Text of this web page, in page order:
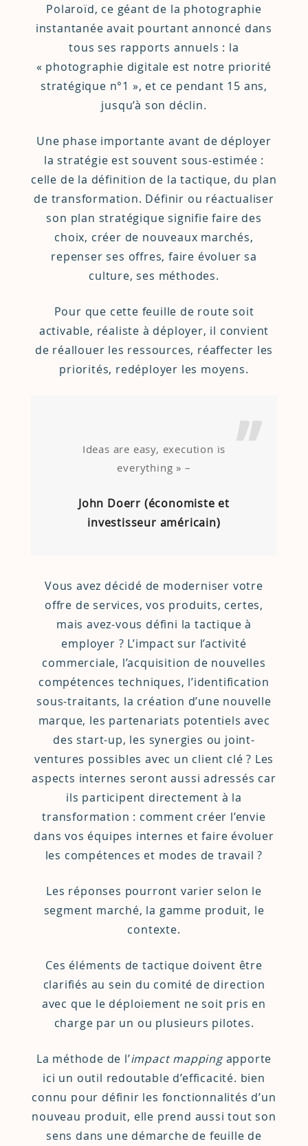
Polaroïd, ce géant de la photographie
instantanée avait pourtant annoncé dans
tous ses rapports annuels : la
« photographie digitale est notre priorité
stratégique n°1 », et ce pendant 15 ans,
jusqu’à son déclin.
Une phase importante avant de déployer
la stratégie est souvent sous-estimée :
celle de la définition de la tactique, du plan
de transformation. Définir ou réactualiser
son plan stratégique signifie faire des
choix, créer de nouveaux marchés,
repenser ses offres, faire évoluer sa
culture, ses méthodes.
Pour que cette feuille de route soit
activable, réaliste à déployer, il convient
de réallouer les ressources, réaffecter les
priorités, redéployer les moyens.
Ideas are easy, execution is
everything » –
John Doerr (économiste et
investisseur américain)
Vous avez décidé de moderniser votre
offre de services, vos produits, certes,
mais avez-vous défini la tactique à
employer ? L’impact sur l’activité
commerciale, l’acquisition de nouvelles
compétences techniques, l’identification
sous-traitants, la création d’une nouvelle
marque, les partenariats potentiels avec
des start-up, les synergies ou joint-
ventures possibles avec un client clé ? Les
aspects internes seront aussi adressés car
ils participent directement à la
transformation : comment créer l’envie
dans vos équipes internes et faire évoluer
les compétences et modes de travail ?
Les réponses pourront varier selon le
segment marché, la gamme produit, le
contexte.
Ces éléments de tactique doivent être
clarifiés au sein du comité de direction
avec que le déploiement ne soit pris en
charge par un ou plusieurs pilotes.
La méthode de l’impact mappingapporte
ici un outil redoutable d’efficacité. bien
connu pour définir les fonctionnalités d’un
nouveau produit, elle prend aussi tout son
sens dans une démarche de feuille de